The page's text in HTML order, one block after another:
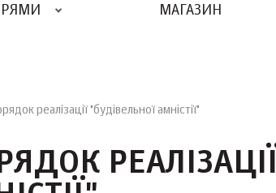
МАГАЗИН
реалізації "будівельної амністії"
РЕАЛІЗАЦІЇ